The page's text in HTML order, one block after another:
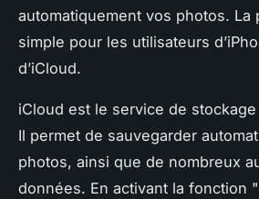
automatiquement vos photos. La
simple pour les utilisateurs
d’iCloud.
iCloud est le service de stockage
Il permet de sauvegarder
photos, ainsi que de nombreux
données. En activant la fonction